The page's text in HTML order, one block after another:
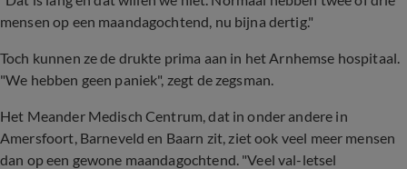
mensen op een maandagochtend, nu bijna dertig."
Toch kunnen ze de drukte prima aan in het Arnhemse hospitaal.
"We hebben geen paniek", zegt de zegsman.
Het Meander Medisch Centrum, dat in onder andere in
Amersfoort, Barneveld en Baarn zit, ziet ook veel meer mensen
dan op een gewone maandagochtend. "Veel val-letsel